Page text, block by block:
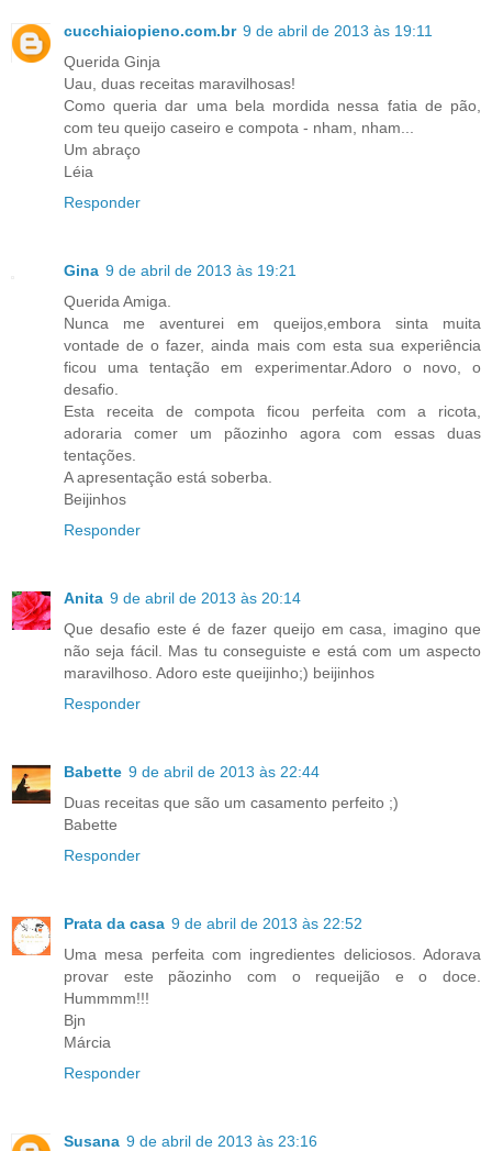
cucchiaiopieno.com.br 9 de abril de 2013 às 19:11
Querida Ginja
Uau, duas receitas maravilhosas!
Como queria dar uma bela mordida nessa fatia de pão,
com teu queijo caseiro e compota - nham, nham...
Um abraço
Léia
Responder
Gina 9 de abril de 2013 às 19:21
Querida Amiga.
Nunca me aventurei em queijos,embora sinta muita
vontade de o fazer, ainda mais com esta sua experiência
ficou uma tentação em experimentar.Adoro o novo, o
desafio.
Esta receita de compota ficou perfeita com a ricota,
adoraria comer um pãozinho agora com essas duas
tentações.
A apresentação está soberba.
Beijinhos
Responder
Anita 9 de abril de 2013 às 20:14
Que desafio este é de fazer queijo em casa, imagino que
não seja fácil. Mas tu conseguiste e está com um aspecto
maravilhoso. Adoro este queijinho;) beijinhos
Responder
Babette 9 de abril de 2013 às 22:44
Duas receitas que são um casamento perfeito ;)
Babette
Responder
Prata da casa 9 de abril de 2013 às 22:52
Uma mesa perfeita com ingredientes deliciosos. Adorava
provar este pãozinho com o requeijão e o doce.
Hummmm!!!
Bjn
Márcia
Responder
Susana 9 de abril de 2013 às 23:16